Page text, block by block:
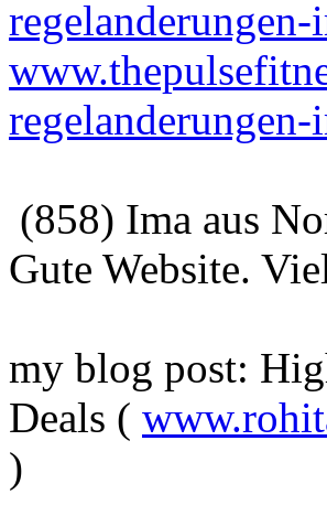
(858) Ima aus
Gute Website.
my blog post:
Deals (
)